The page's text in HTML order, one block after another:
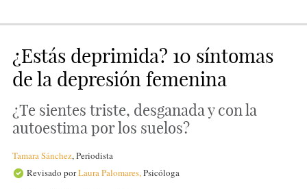
¿Estás deprimida? 10 síntomas
de la depresión femenina
¿Te sientes triste, desganada y con la
autoestima por los suelos?
Tamara Sánchez,Periodista
Revisado porLaura Palomares,Psicóloga